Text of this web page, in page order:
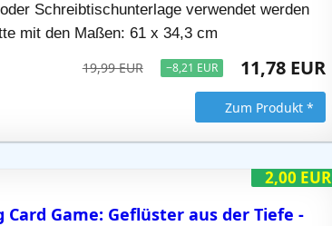
Schreibtischunterlage verwendet werden
mit den Maßen: 61 x 34,3 cm
19,99 EUR −8,21 EUR 11,78 EUR
Zum Produkt *
2,00 EUR
Card Game: Geflüster aus der Tiefe -